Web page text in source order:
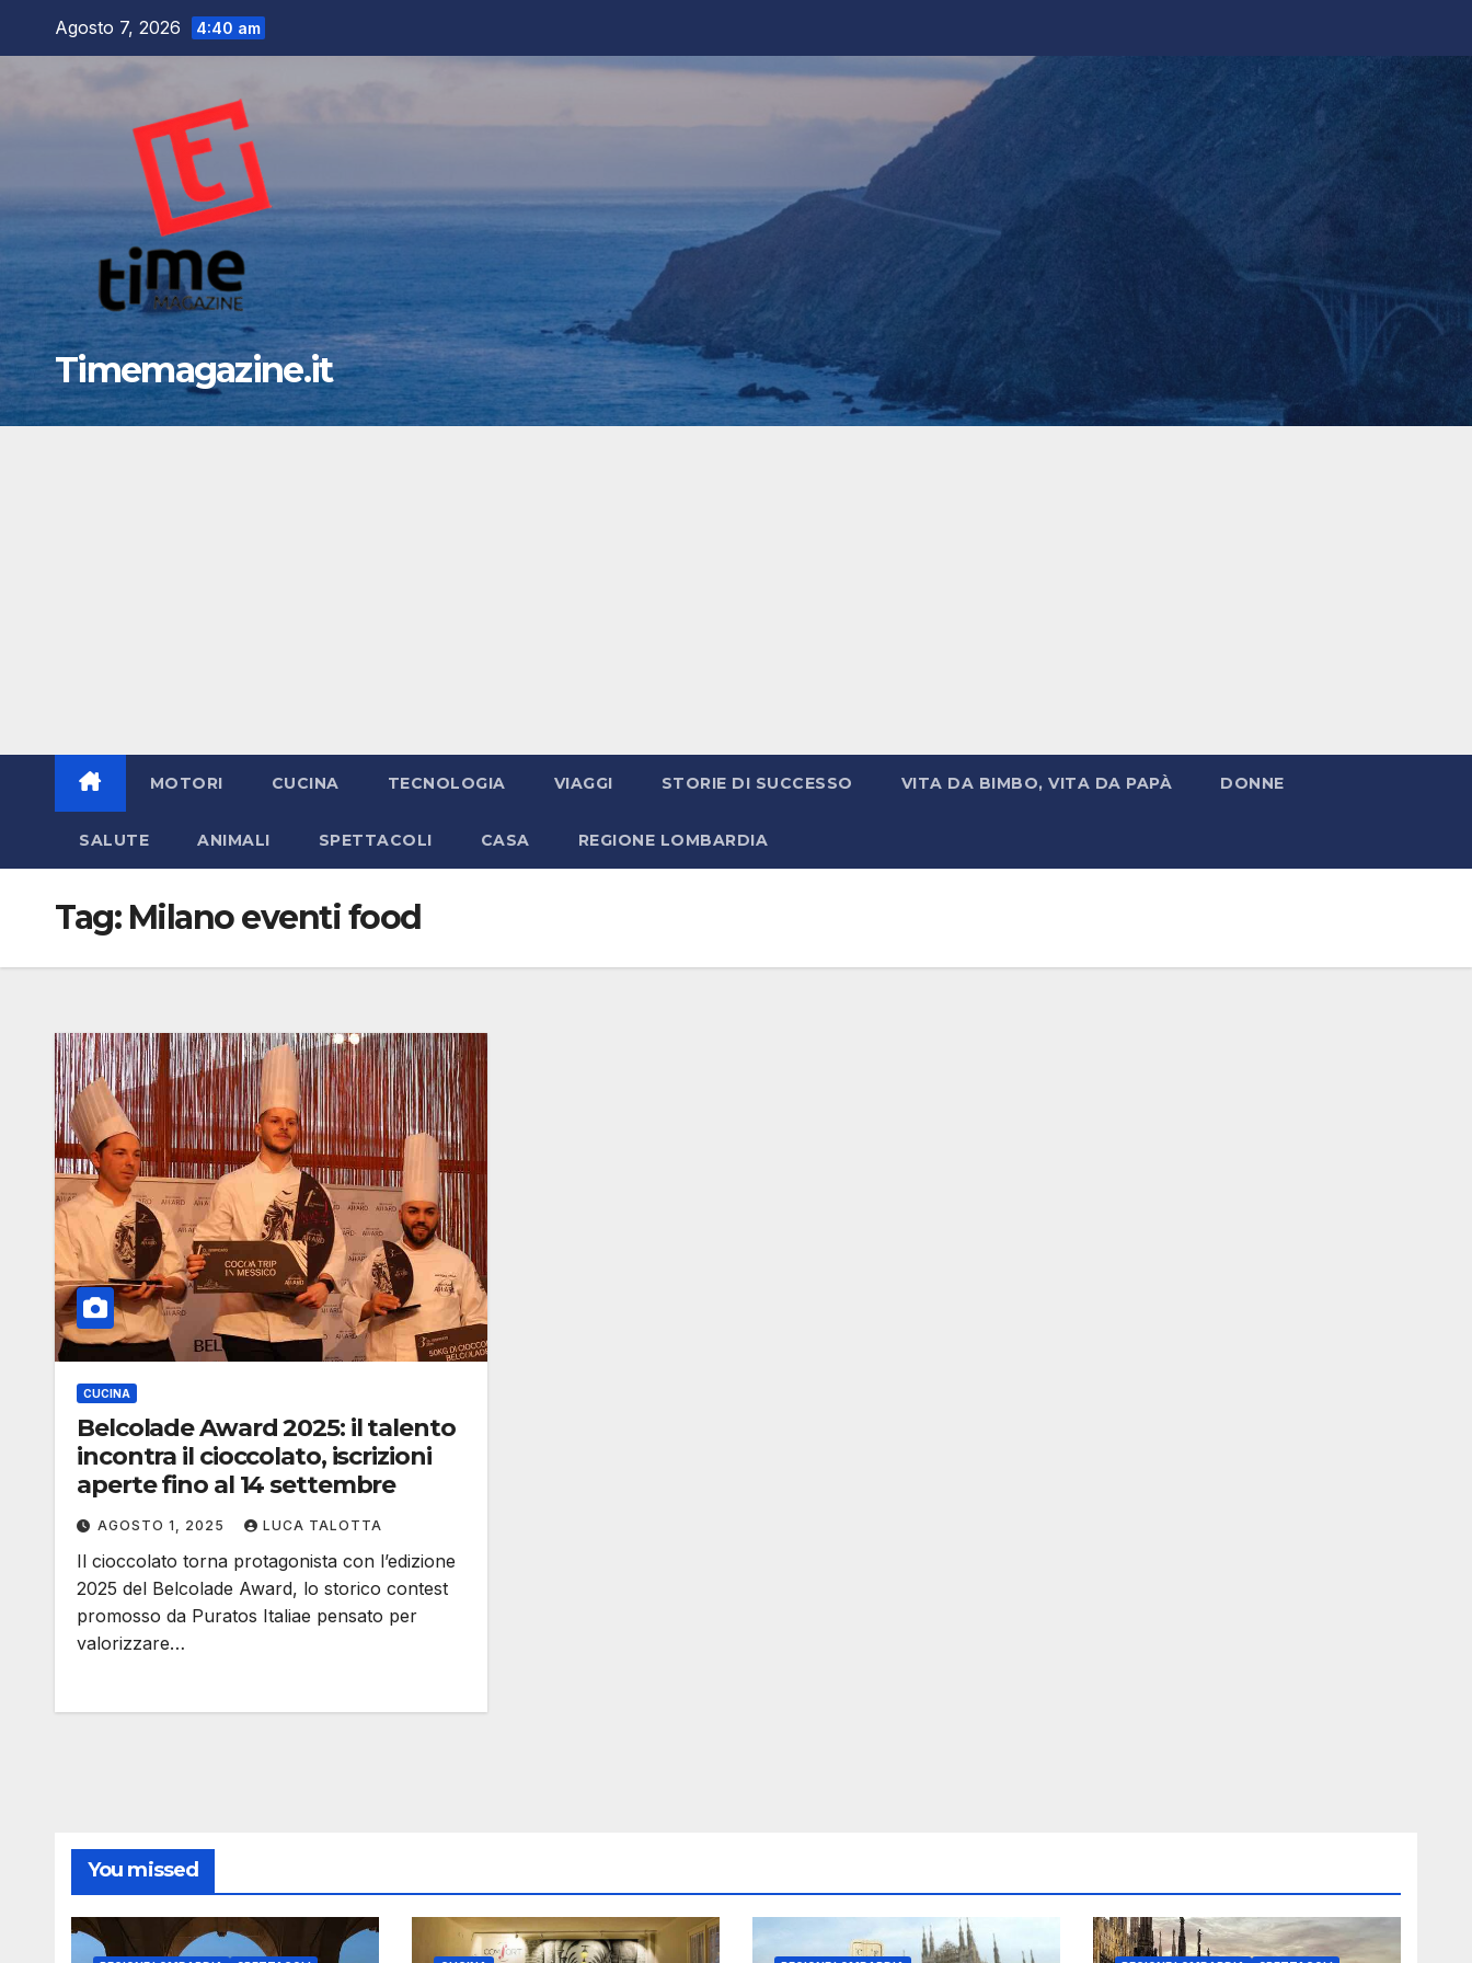
Agosto 7, 2026 4:40 am
Timemagazine.it
MOTORI CUCINA TECNOLOGIA VIAGGI STORIE DI SUCCESSO VITA DA BIMBO, VITA DA PAPÀ DONNE
SALUTE ANIMALI SPETTACOLI CASA REGIONE LOMBARDIA
Tag: Milano eventi food
CUCINA
Belcolade Award 2025: il talento
incontra il cioccolato, iscrizioni
aperte fino al 14 settembre
AGOSTO 1, 2025 LUCA TALOTTA
Il cioccolato torna protagonista con l’edizione
2025 del Belcolade Award, lo storico contest
promosso da Puratos Italiae pensato per
valorizzare…
You missed